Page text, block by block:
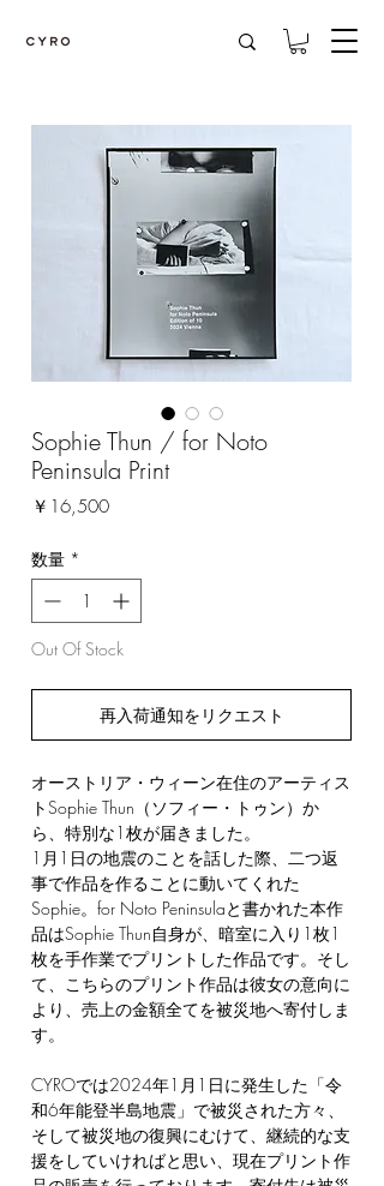
Sophie Thun / for Noto
Peninsula Print
￥16,500価
数量 *
Out Of Stock
再入荷通知をリクエスト
オーストリア・ウィーン在住のアーティス
トSophie Thun（ソフィー・トゥン）か
ら、特別な1枚が届きました。
1月1日の地震のことを話した際、二つ返
事で作品を作ることに動いてくれた
Sophie。for Noto Peninsulaと書かれた本作
品はSophie Thun自身が、暗室に入り1枚1
枚を手作業でプリントした作品です。そし
て、こちらのプリント作品は彼女の意向に
より、売上の金額全てを被災地へ寄付しま
す。
CYROでは2024年1月1日に発生した「令
和6年能登半島地震」で被災された方々、
そして被災地の復興にむけて、継続的な支
援をしていければと思い、現在プリント作